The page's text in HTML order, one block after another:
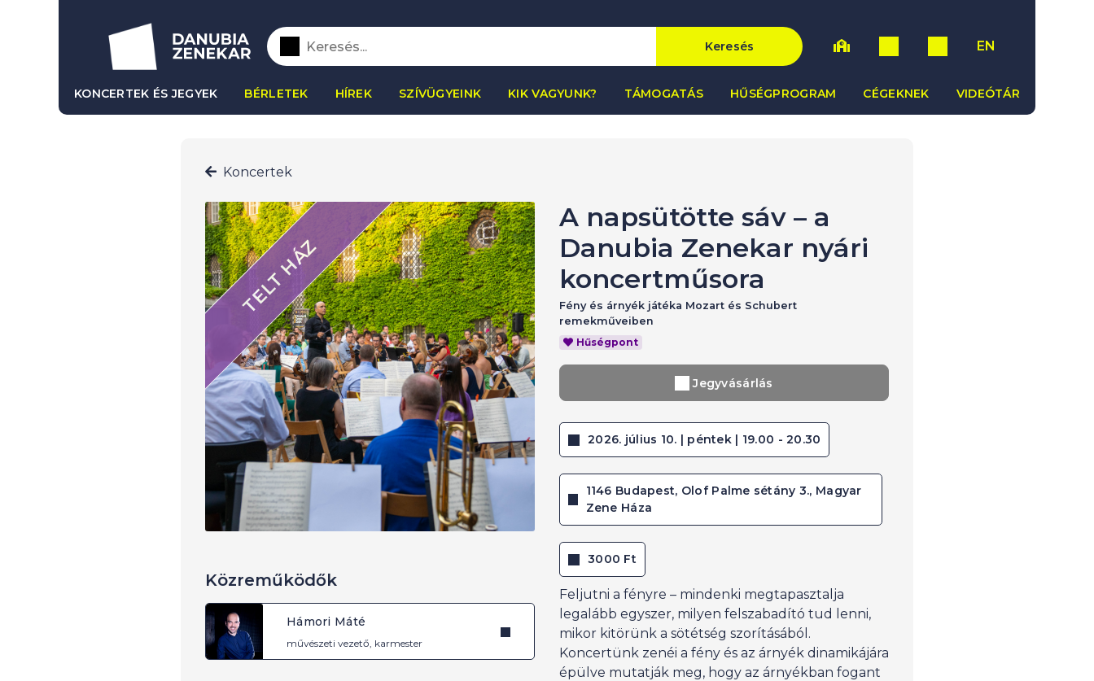
Keresés EN
KONCERTEK ÉS JEGYEK BÉRLETEK HÍREK SZÍVÜGYEINK KIK VAGYUNK? TÁMOGATÁS HŰSÉGPROGRAM CÉGEKNEK VIDEÓTÁR
Koncertek
TELT HÁZ
Közreműködők
Hámori Máté
művészeti vezető, karmester
A napsütötte sáv – a
Danubia Zenekar nyári
koncertműsora
Fény és árnyék játéka Mozart és Schubert
remekműveiben
Hűségpont
Jegyvásárlás
2026. július 10. | péntek | 19.00 - 20.30
1146 Budapest, Olof Palme sétány 3., Magyar
Zene Háza
3000 Ft
Feljutni a fényre – mindenki megtapasztalja
legalább egyszer, milyen felszabadító tud lenni,
mikor kitörünk a sötétség szorításából.
Koncertünk zenéi a fény és az árnyék dinamikájára
épülve mutatják meg, hogy az árnyékban fogant